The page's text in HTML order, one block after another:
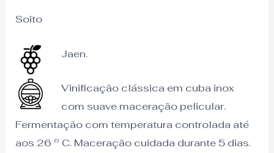
Soito
Jaen.
Vinificação clássica em cuba inox
com suave maceração pelicular.
Fermentação com temperatura controlada até
aos 26 º C. Maceração cuidada durante 5 dias.